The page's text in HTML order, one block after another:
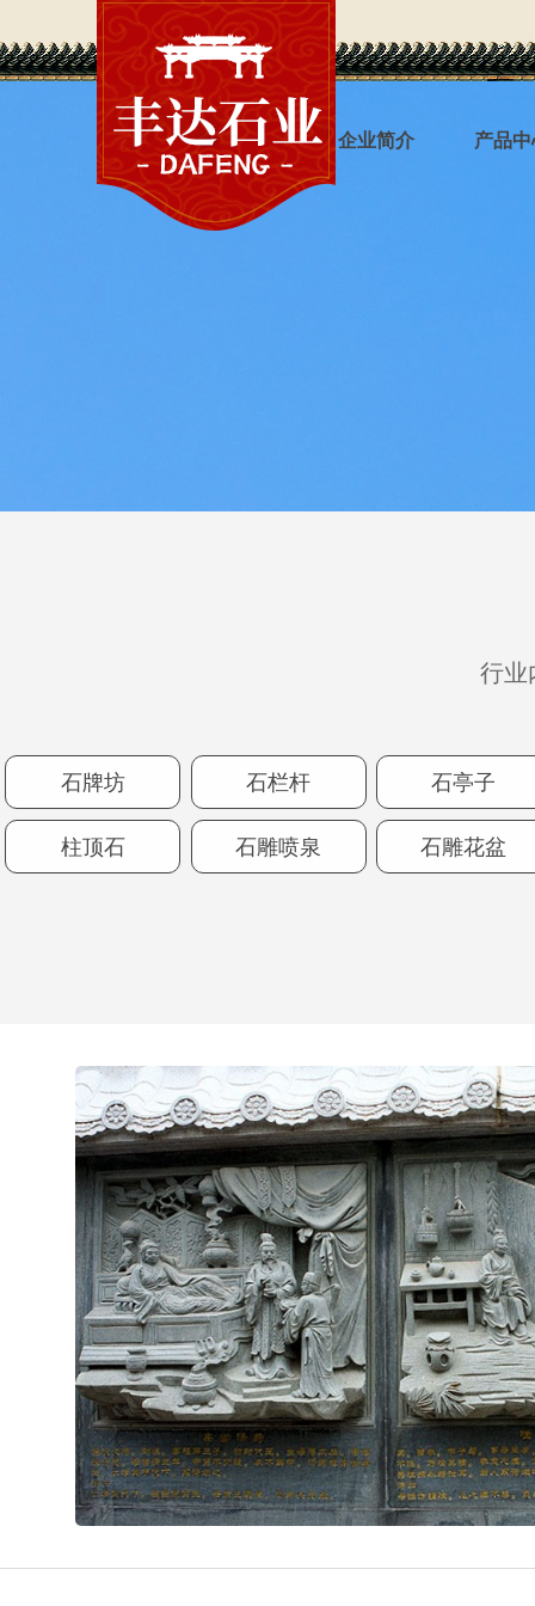
丰达首页 企业简介 产品
行业
石牌坊 石栏杆 石亭子
柱顶石 石雕喷泉 石雕花盆